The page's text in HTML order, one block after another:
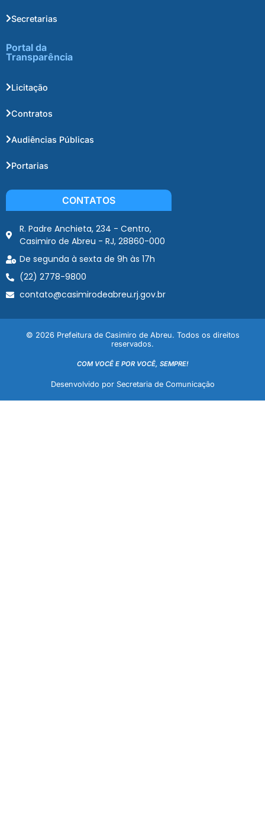
Secretarias
Portal da
Transparência
Licitação
Contratos
Audiências Públicas
Portarias
CONTATOS
R. Padre Anchieta, 234 - Centro,
Casimiro de Abreu - RJ, 28860-000
De segunda à sexta de 9h às 17h
(22) 2778-9800
contato@casimirodeabreu.rj.gov.br
© 2026 Prefeitura de Casimiro de Abreu. Todos os direitos
reservados.
COM VOCÊ E POR VOCÊ, SEMPRE!
Desenvolvido por Secretaria de Comunicação